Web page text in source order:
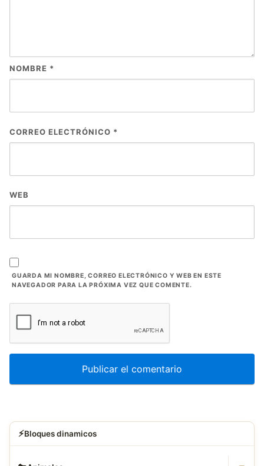
NOMBRE *
CORREO ELECTRÓNICO *
WEB
GUARDA MI NOMBRE, CORREO ELECTRÓNICO Y WEB EN ESTE
NAVEGADOR PARA LA PRÓXIMA VEZ QUE COMENTE.
⚡Bloques dinamicos